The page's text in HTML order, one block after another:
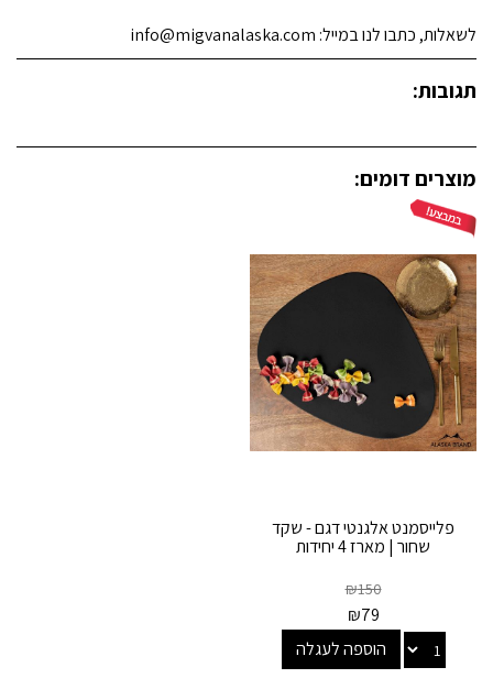
לשאלות, כתבו לנו במייל: info@migvanalaska.com
תגובות:
מוצרים דומים:
פלייסמנט אלגנטי דגם - שקד
שחור | מארז 4 יחידות
₪150
₪79
הוספה לעגלה